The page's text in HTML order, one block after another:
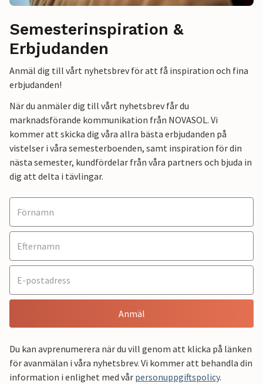
Semesterinspiration &
Erbjudanden
Anmäl dig till vårt nyhetsbrev för att få inspiration och fina
erbjudanden!
När du anmäler dig till vårt nyhetsbrev får du
marknadsförande kommunikation från NOVASOL. Vi
kommer att skicka dig våra allra bästa erbjudanden på
vistelser i våra semesterboenden, samt inspiration för din
nästa semester, kundfördelar från våra partners och bjuda in
dig att delta i tävlingar.
Anmäl
Du kan avprenumerera när du vill genom att klicka på länken
för avanmälan i våra nyhetsbrev. Vi kommer att behandla din
information i enlighet med vår personuppgiftspolicy.